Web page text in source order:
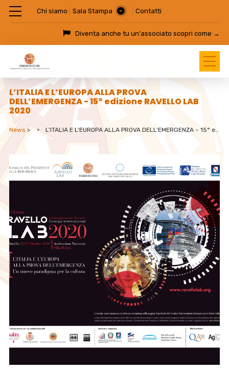
Chi siamo Sala Stampa Contatti
Diventa anche tu un'associatoscopri come →
L’ITALIA E L’EUROPA ALLA PROVA
DELL’EMERGENZA - 15° edizione RAVELLO LAB
2020
News > L’ITALIA E L’EUROPA ALLA PROVA DELL’EMERGENZA – 15° edizione RAVELLO LAB 2020